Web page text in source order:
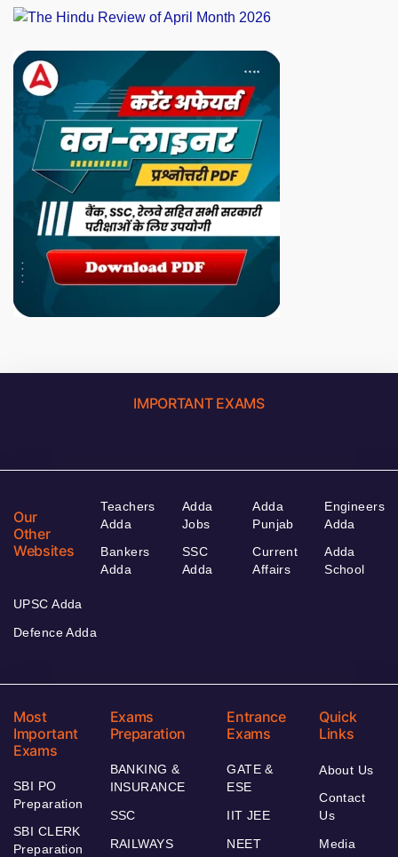
IMPORTANT EXAMS
Our
Other
Websites
Teachers
Adda
Bankers
Adda
Adda
Jobs
SSC
Adda
Adda
Punjab
Current
Affairs
Engineers
Adda
Adda
School
UPSC Adda
Defence Adda
Most
Important
Exams
SBI PO
Preparation
SBI CLERK
Preparation
Exams
Preparation
BANKING &
INSURANCE
SSC
RAILWAYS
Entrance
Exams
GATE &
ESE
IIT JEE
NEET
Quick
Links
About Us
Contact
Us
Media